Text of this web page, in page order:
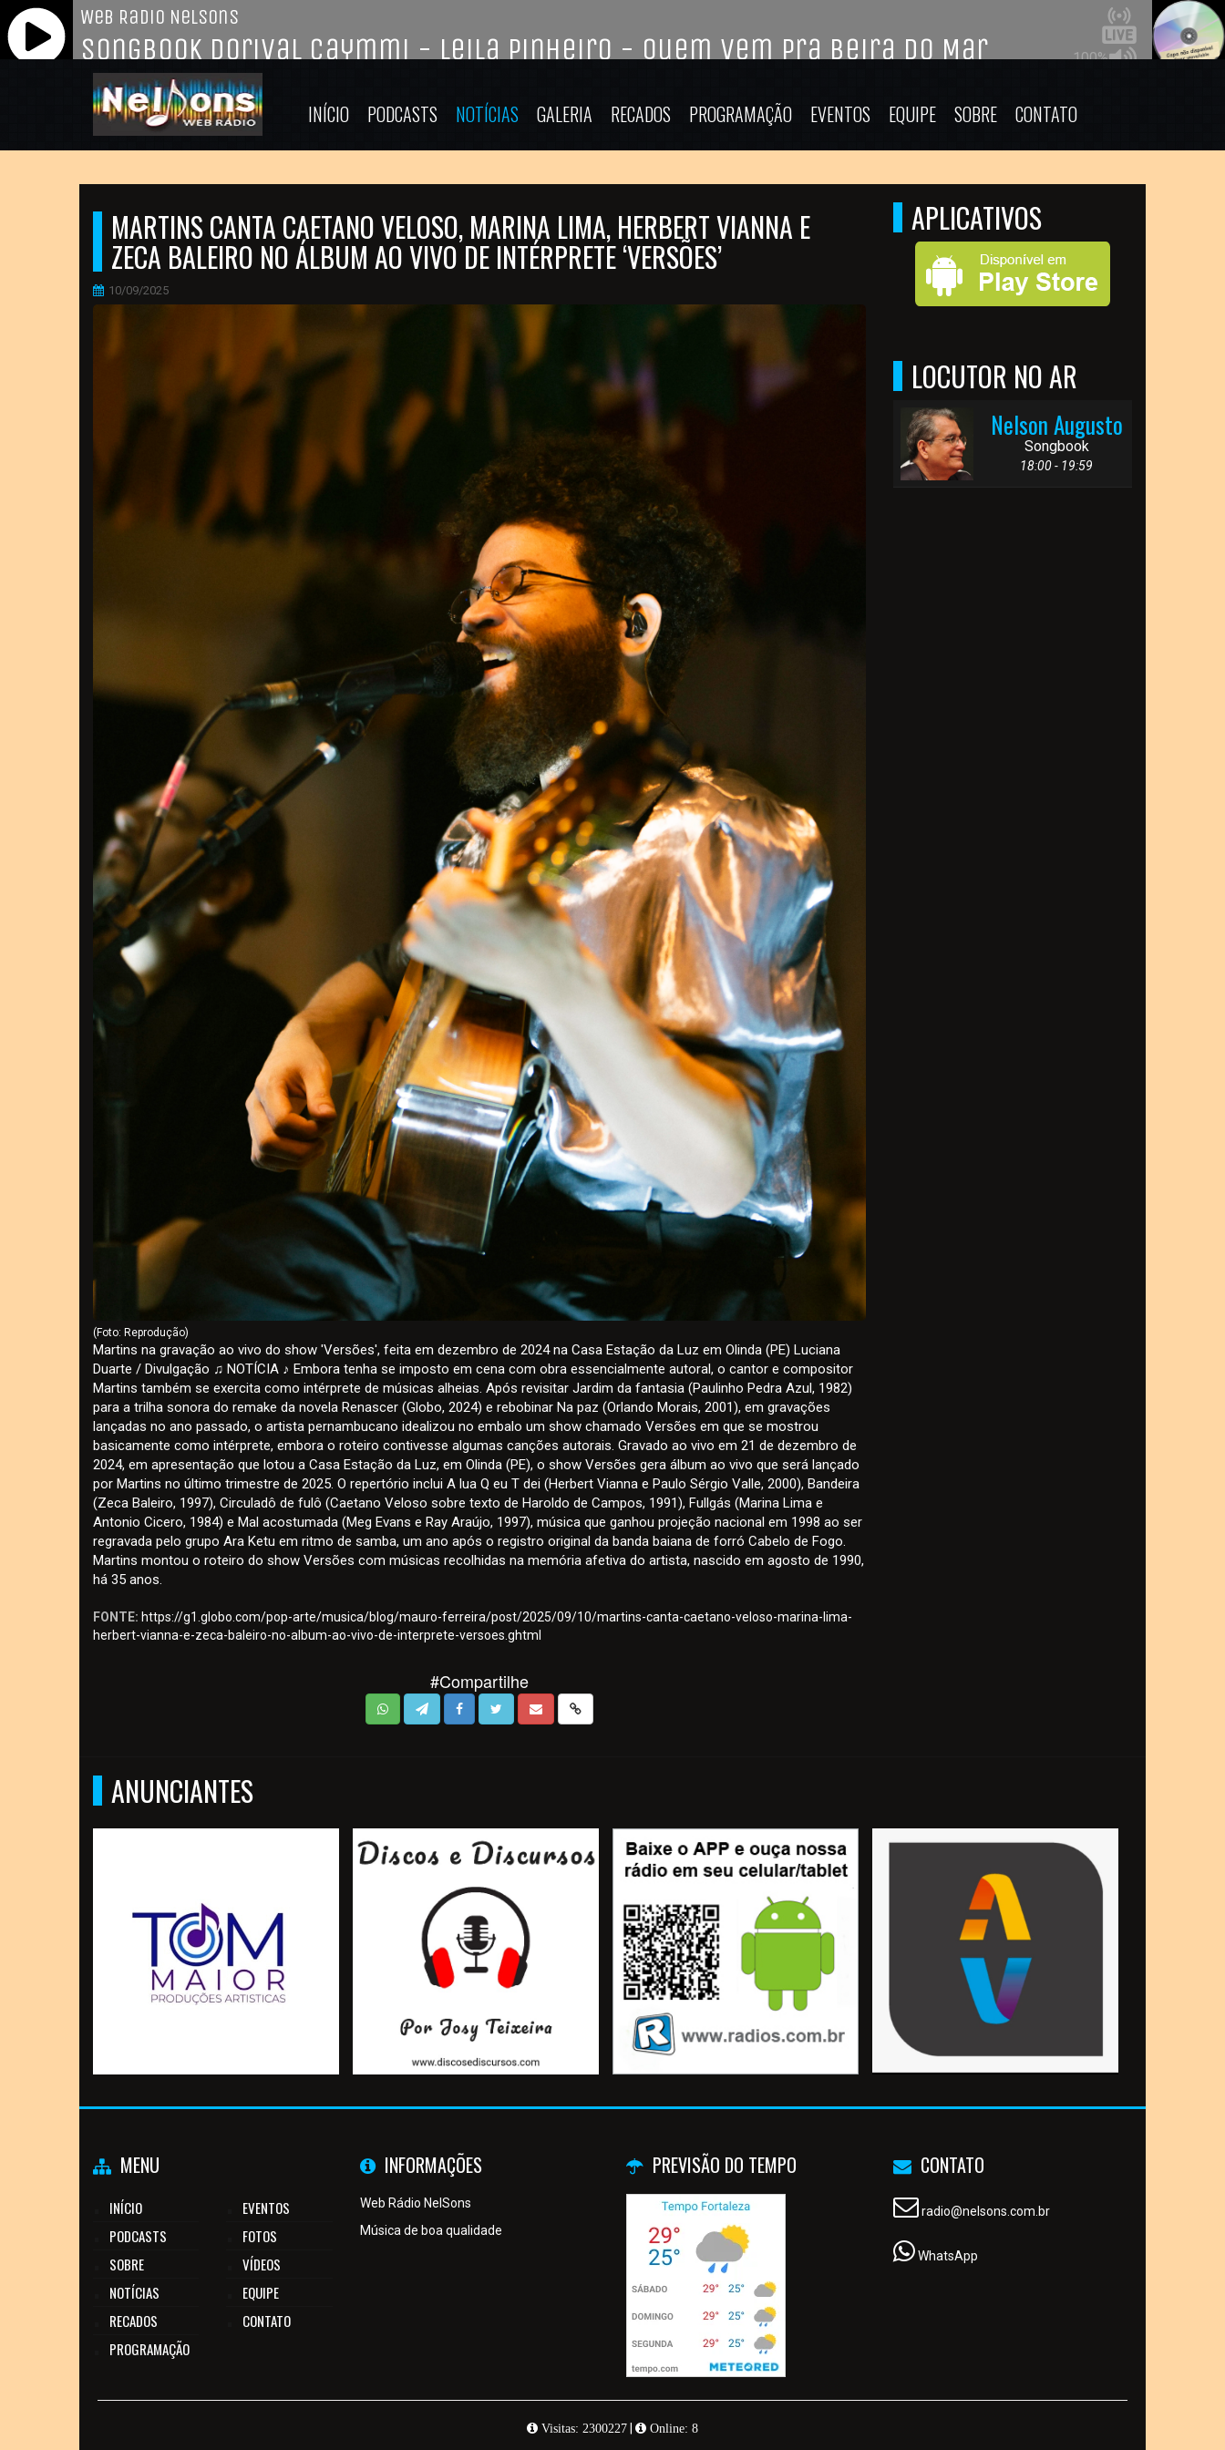
INÍCIO PODCASTS NOTÍCIAS GALERIA RECADOS PROGRAMAÇÃO EVENTOS EQUIPE SOBRE CONTATO
MARTINS CANTA CAETANO VELOSO, MARINA LIMA, HERBERT VIANNA E
ZECA BALEIRO NO ÁLBUM AO VIVO DE INTÉRPRETE ‘VERSÕES’
10/09/2025
(Foto: Reprodução)
Martins na gravação ao vivo do show 'Versões', feita em dezembro de 2024 na Casa Estação da Luz em Olinda (PE) Luciana
Duarte / Divulgação ♫ NOTÍCIA ♪ Embora tenha se imposto em cena com obra essencialmente autoral, o cantor e compositor
Martins também se exercita como intérprete de músicas alheias. Após revisitar Jardim da fantasia (Paulinho Pedra Azul, 1982)
para a trilha sonora do remake da novela Renascer (Globo, 2024) e rebobinar Na paz (Orlando Morais, 2001), em gravações
lançadas no ano passado, o artista pernambucano idealizou no embalo um show chamado Versões em que se mostrou
basicamente como intérprete, embora o roteiro contivesse algumas canções autorais. Gravado ao vivo em 21 de dezembro de
2024, em apresentação que lotou a Casa Estação da Luz, em Olinda (PE), o show Versões gera álbum ao vivo que será lançado
por Martins no último trimestre de 2025. O repertório inclui A lua Q eu T dei (Herbert Vianna e Paulo Sérgio Valle, 2000), Bandeira
(Zeca Baleiro, 1997), Circuladô de fulô (Caetano Veloso sobre texto de Haroldo de Campos, 1991), Fullgás (Marina Lima e
Antonio Cicero, 1984) e Mal acostumada (Meg Evans e Ray Araújo, 1997), música que ganhou projeção nacional em 1998 ao ser
regravada pelo grupo Ara Ketu em ritmo de samba, um ano após o registro original da banda baiana de forró Cabelo de Fogo.
Martins montou o roteiro do show Versões com músicas recolhidas na memória afetiva do artista, nascido em agosto de 1990,
há 35 anos.
FONTE: https://g1.globo.com/pop-arte/musica/blog/mauro-ferreira/post/2025/09/10/martins-canta-caetano-veloso-marina-lima-
herbert-vianna-e-zeca-baleiro-no-album-ao-vivo-de-interprete-versoes.ghtml
#Compartilhe
APLICATIVOS
LOCUTOR NO AR
Nelson Augusto
Songbook
18:00 - 19:59
ANUNCIANTES
MENU
INÍCIO
PODCASTS
SOBRE
NOTÍCIAS
RECADOS
PROGRAMAÇÃO
EVENTOS
FOTOS
VÍDEOS
EQUIPE
CONTATO
INFORMAÇÕES
Web Rádio NelSons
Música de boa qualidade
PREVISÃO DO TEMPO CONTATO
radio@nelsons.com.br
WhatsApp
Visitas: 2300227 Online: 8